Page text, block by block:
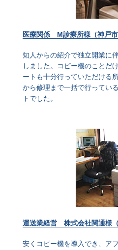
医療関係 M診療所様（神戸市
知人からの紹介で独立開業に
しました。コピー機のことだ
ートも十分行っていただける
から修理まで一括で行ってい
トでした。
運送業経営 株式会社関通様（
安くコピー機を導入でき、ア